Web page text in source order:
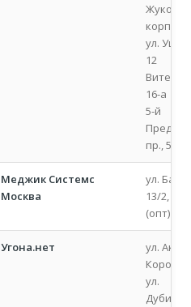
Жукова,
корп.1
ул.
12
16-а
5-й
пр., 5
Меджик Системс
Москва
ул.
13/2,
(опт)
Угона.нет
ул.
ул.